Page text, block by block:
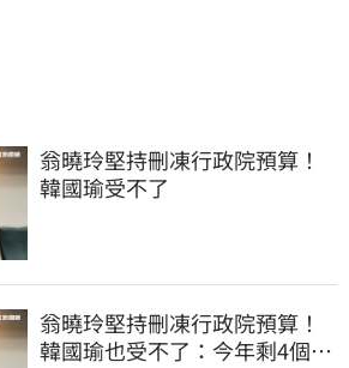
翁曉玲堅持刪凍行政院預算！
韓國瑜受不了
翁曉玲堅持刪凍行政院預算！
韓國瑜也受不了：今年剩4個月